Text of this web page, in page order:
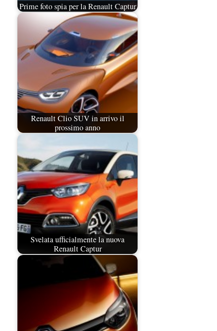
Prime foto spia per la Renault Captur
Renault Clio SUV in arrivo il
prossimo anno
Svelata ufficialmente la nuova
Renault Captur